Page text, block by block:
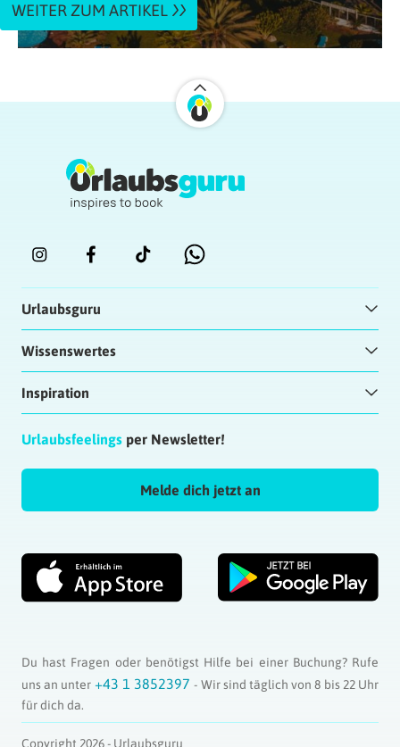
WEITER ZUM ARTIKEL
Urlaubsguru
Wissenswertes
Inspiration
Urlaubsfeelings per Newsletter!
Melde dich jetzt an
Du hast Fragen oder benötigst Hilfe bei einer Buchung? Rufe
uns an unter +43 1 3852397- Wir sind täglich von 8 bis 22 Uhr
für dich da.
Copyright 2026 - Urlaubsguru